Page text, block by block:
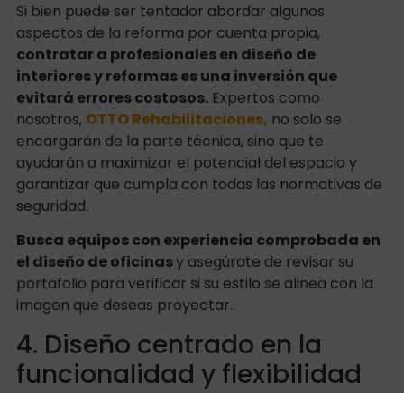
Si bien puede ser tentador abordar algunos
aspectos de la reforma por cuenta propia,
contratar a profesionales en diseño de
interiores y reformas es una inversión que
evitará errores costosos.Expertos como
nosotros, OTTO Rehabilitaciones, no solo se
encargarán de la parte técnica, sino que te
ayudarán a maximizar el potencial del espacio y
garantizar que cumpla con todas las normativas de
seguridad.
Busca equipos con experiencia comprobada en
el diseño de oficinasy asegúrate de revisar su
portafolio para verificar si su estilo se alinea con la
imagen que deseas proyectar.
4. Diseño centrado en la
funcionalidad y flexibilidad